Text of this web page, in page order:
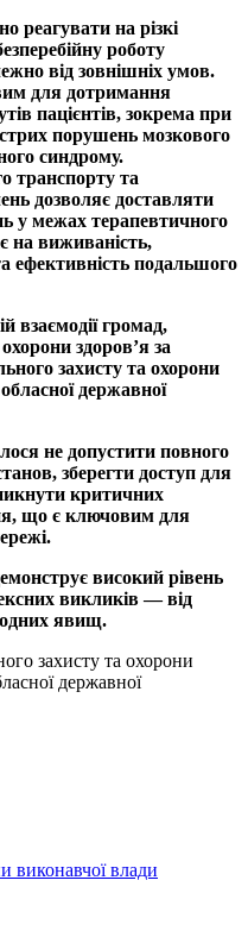
реагувати на різкі
роботу
від зовнішніх умов.
для дотримання
пацієнтів, зокрема при
порушень мозкового
синдрому.
транспорту та
дозволяє доставляти
у межах терапевтичного
на виживаність,
ефективність подальшого
взаємодії громад,
здоров’я за
захисту та охорони
державної
не допустити повного
зберегти доступ для
критичних
що є ключовим для
високий рівень
викликів — від
явищ.
захисту та охорони
державної
виконавчої влади